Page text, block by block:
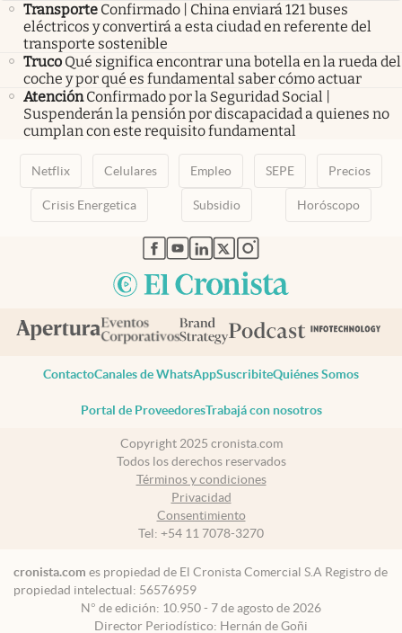
Transporte Confirmado | China enviará 121 buses
eléctricos y convertirá a esta ciudad en referente del
transporte sostenible
Truco Qué significa encontrar una botella en la rueda del
coche y por qué es fundamental saber cómo actuar
Atención Confirmado por la Seguridad Social |
Suspenderán la pensión por discapacidad a quienes no
cumplan con este requisito fundamental
Netflix Celulares Empleo SEPE Precios
Crisis Energetica Subsidio Horóscopo
abre en nueva pestaña
abre en nueva pestaña
abre en nueva pestaña
abre en nueva pestaña
abre en nueva pestaña
ContactoCanales de WhatsAppSuscribiteQuiénes Somos
Portal de ProveedoresTrabajá con nosotros
Copyright 2025 cronista.com
Todos los derechos reservados
Términos y condiciones
Privacidad
Consentimiento
Tel: +54 11 7078-3270
cronista.com es propiedad de El Cronista Comercial S.A Registro de
propiedad intelectual: 56576959
N° de edición: 10.950 - 7 de agosto de 2026
Director Periodístico: Hernán de Goñi